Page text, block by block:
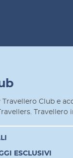
Club e
Travellero
ESCLUSIVI